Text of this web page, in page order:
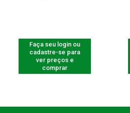
Faça seu login ou
cadastre-se para
ver preços e
comprar